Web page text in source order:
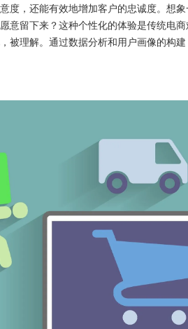
度，还能有效地增加客户的忠诚度。想
意留下来？这种个性化的体验是传统电
被理解。通过数据分析和用户画像的构